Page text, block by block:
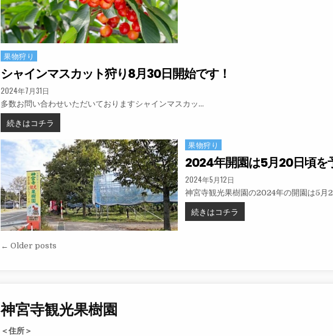
Posted in
果物狩り
シャインマスカット狩り8月30日開始です！
PUBLISHED DATE:
2024年7月31日
多数お問い合わせいただいておりますシャインマスカッ…
続きはコチラ
Posted in
果物狩り
2024年開園は5月20日頃を
PUBLISHED DATE:
2024年5月12日
神宮寺観光果樹園の2024年の開園は5月
続きはコチラ
投稿ナビゲーション
← Older posts
神宮寺観光果樹園
＜住所＞